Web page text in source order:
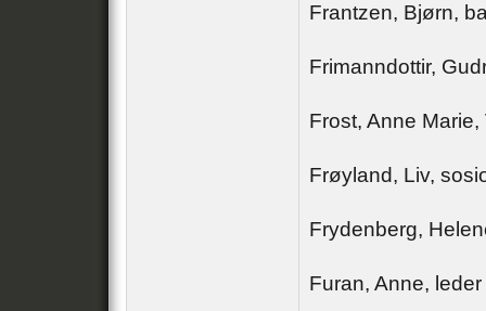
Frantzen, Bjørn,
Frimanndottir,
Frost, Anne Marie,
Frøyland, Liv,
Frydenberg,
Furan, Anne,